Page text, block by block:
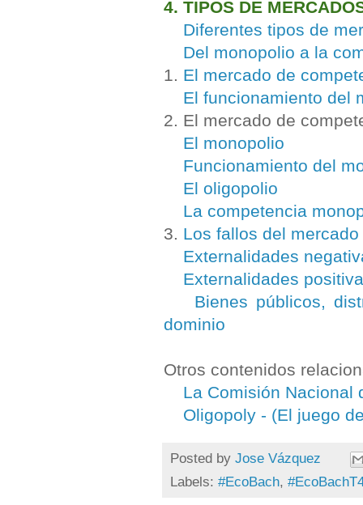
4. TIPOS DE
Diferentes tipos de
Del monopolio a la
1. El mercado de
El funcionamiento del
2. El mercado de
El monopolio
Funcionamiento del
El oligopolio
La competencia
3. Los fallos del mercado
Externalidades
Externalidades
Bienes públicos,
dominio
Otros contenidos
La Comisión Nacional
Oligopoly - (El juego
Posted by Jose Vázquez
Labels: #EcoBach,